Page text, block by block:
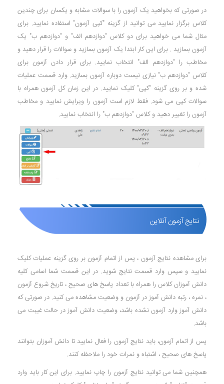
در صورتی که بخواهید یک آزمون را با سوالات مشابه و یکسان برای چندین
کلاس برگزار نمایید می توانید از گزینه "کپی آزمون" استفاده نمایید. برای
مثال شما می خواهید برای دو کلاس "دوازدهم الف" و "دوازدهم ب" یک
آزمون بسازید . برای این کار ابتدا یک آزمون بسازید و سوالات را قرار دهید و
مخاطب را "دوازدهم الف" انتخاب نمایید. برای قرار دادن آزمون برای
کلاس "دوازدهم ب" نیازی نیست دوباره آزمون بسازید. وارد قسمت عملیات
شده و بر روی گزینه "کپی" کلیک نمایید. در این زمان کل آزمون همراه با
سوالات کپی می شود. فقط لازم است آزمون را ویرایش نمایید و مخاطب
آزمون را تغییر دهید و کلاس "دوازدهم ب" را انتخاب نمایید.
نتایج آزمون آنلاین
برای مشاهده نتایج آزمون ، پس از اتمام آزمون بر روی گزینه عملیات کلیک
نمایید و سپس وارد قسمت نتایج شوید. در این قسمت شما اسامی کلیه
دانش آموزان کلاس را همراه با تعداد پاسخ های صحیح ، تاریخ شروع آزمون
، نمره ، رتبه دانش آموز در آزمون و وضعیت مشاهده می کنید. در صورتی که
دانش آموز وارد آزمون نشده باشد، وضعیت دانش آموز در حالت غیبت می
باشد.
پس از اتمام آزمون، باید نتایج آزمون را فعال نمایید تا دانش آموزان بتوانند
پاسخ های صحیح ، اشتباه و نمرات خود را ملاحظه کنند.
همچنین شما می توانید نتایج آزمون را چاپ نمایید. برای این کار باید وارد